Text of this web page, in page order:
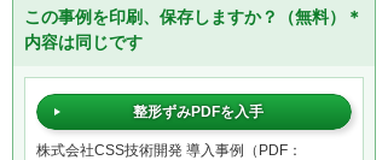
この事例を印刷、保存しますか？（無料）＊
内容は同じです
整形ずみPDFを入手
株式会社CSS技術開発 導入事例（PDF：